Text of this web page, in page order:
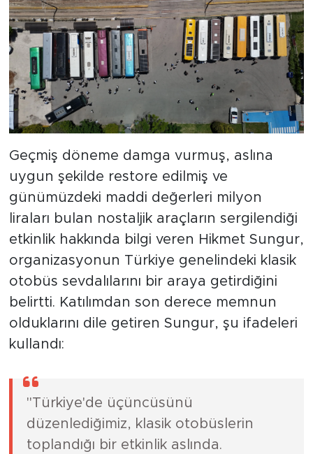
Geçmiş döneme damga vurmuş, aslına
uygun şekilde restore edilmiş ve
günümüzdeki maddi değerleri milyon
liraları bulan nostaljik araçların sergilendiği
etkinlik hakkında bilgi veren Hikmet Sungur,
organizasyonun Türkiye genelindeki klasik
otobüs sevdalılarını bir araya getirdiğini
belirtti. Katılımdan son derece memnun
olduklarını dile getiren Sungur, şu ifadeleri
kullandı:
"Türkiye'de üçüncüsünü
düzenlediğimiz, klasik otobüslerin
toplandığı bir etkinlik aslında.